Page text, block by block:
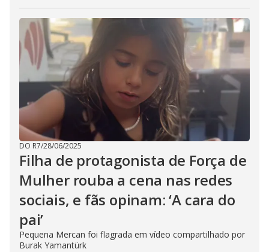
DO R7/28/06/2025
Filha de protagonista de Força de
Mulher rouba a cena nas redes
sociais, e fãs opinam: ‘A cara do
pai’
Pequena Mercan foi flagrada em vídeo compartilhado por
Burak Yamantürk